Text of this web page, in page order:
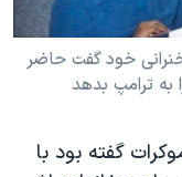
خود گفت حاضر
به ترامپ بدهد
گفته بود با